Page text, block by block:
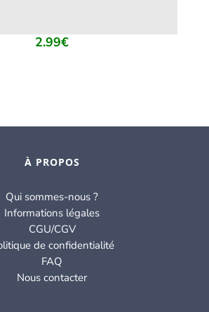
2.99€
À PROPOS
Qui sommes-nous ?
Informations légales
CGU/CGV
de confidentialité
FAQ
Nous contacter